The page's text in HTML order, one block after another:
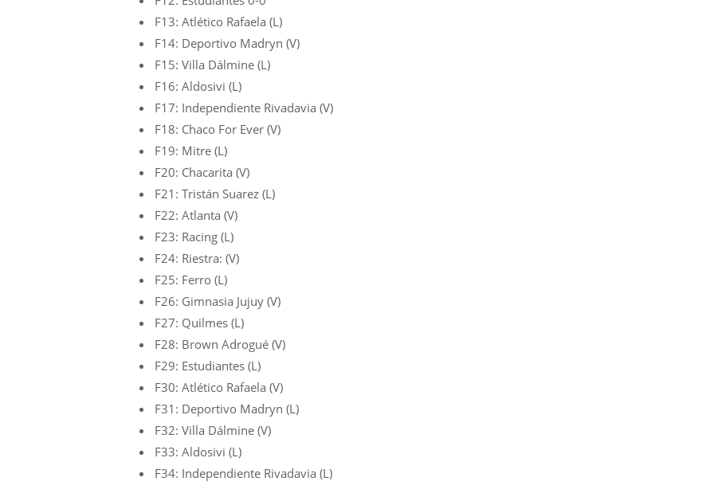
F13: Atlético Rafaela (L)
F14: Deportivo Madryn (V)
F15: Villa Dálmine (L)
F16: Aldosivi (L)
F17: Independiente Rivadavia (V)
F18: Chaco For Ever (V)
F19: Mitre (L)
F20: Chacarita (V)
F21: Tristán Suarez (L)
F22: Atlanta (V)
F23: Racing (L)
F24: Riestra: (V)
F25: Ferro (L)
F26: Gimnasia Jujuy (V)
F27: Quilmes (L)
F28: Brown Adrogué (V)
F29: Estudiantes (L)
F30: Atlético Rafaela (V)
F31: Deportivo Madryn (L)
F32: Villa Dálmine (V)
F33: Aldosivi (L)
F34: Independiente Rivadavia (L)